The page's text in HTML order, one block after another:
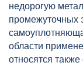
недорогую
промежуточных
области
относятся